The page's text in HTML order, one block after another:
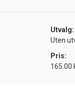
Utvalg:
Uten
Pris:
165.00